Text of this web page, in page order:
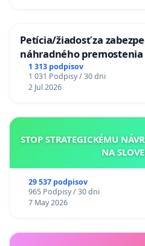
Petícia/žiadosť za
náhradného
uzávery Vážskeho mosta
1 313 podpisov
1 031 Podpisy / 30 dni
2 Jul 2026
STOP STRATEGICKÉMU
NA
29 537 podpisov
965 Podpisy / 30 dni
7 May 2026